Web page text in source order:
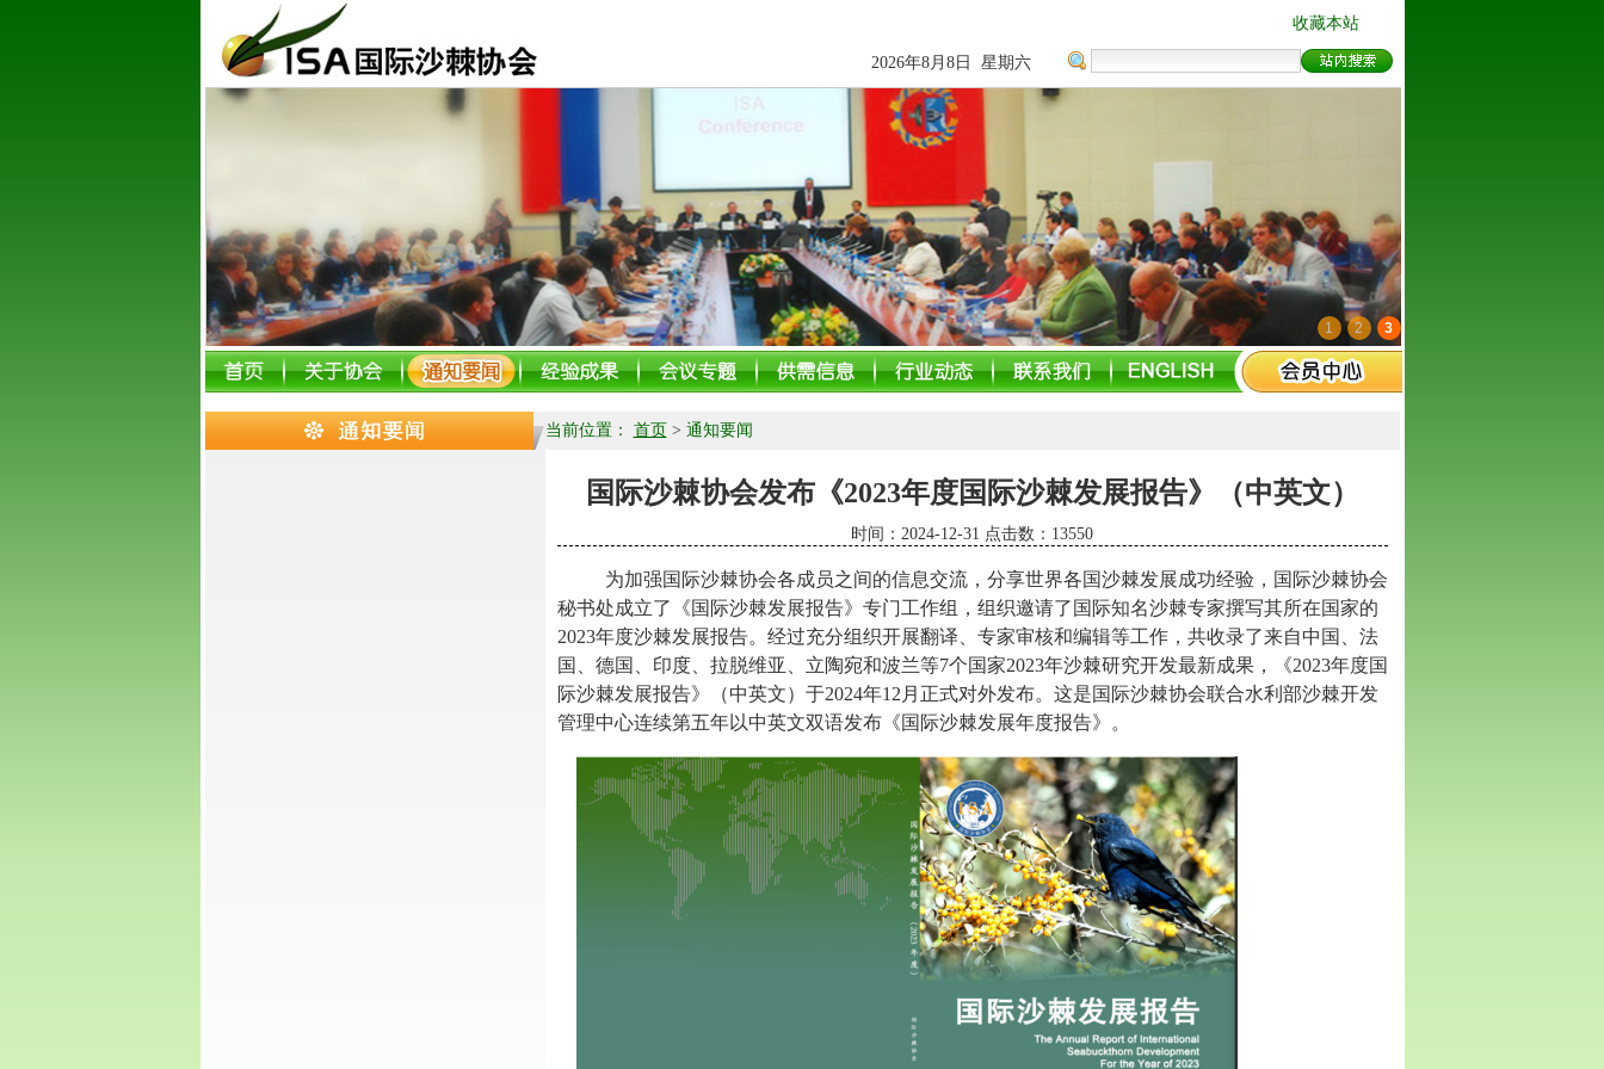
2026年8月8日 星期六
收藏本站
1 2 3
当前位置： 首页 > 通知要闻
国际沙棘协会发布《2023年度国际沙棘发展报告》（中英文）
时间： 2024-12-31 点击数： 13550
为加强国际沙棘协会各成员之间的信息交流，分享世界各国沙棘发展成功经验，国际沙棘协会
秘书处成立了《国际沙棘发展报告》专门工作组，组织邀请了国际知名沙棘专家撰写其所在国家的
2023年度沙棘发展报告。经过充分组织开展翻译、专家审核和编辑等工作，共收录了来自中国、法
国、德国、印度、拉脱维亚、立陶宛和波兰等7个国家2023年沙棘研究开发最新成果，《2023年度国
际沙棘发展报告》（中英文）于2024年12月正式对外发布。这是国际沙棘协会联合水利部沙棘开发
管理中心连续第五年以中英文双语发布《国际沙棘发展年度报告》。